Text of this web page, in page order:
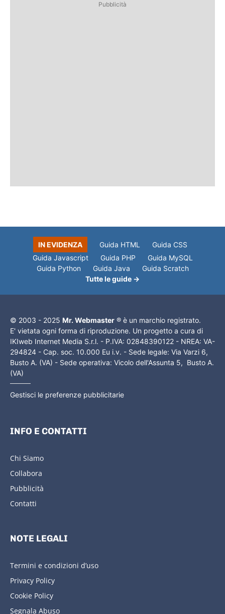
Pubblicità
IN EVIDENZA Guida HTML
Guida CSS
Guida Javascript
Guida PHP
Guida MySQL
Guida Python
Guida Java
Guida Scratch
Tutte le guide →
© 2003 - 2025 Mr. Webmaster ® è un marchio registrato.
E' vietata ogni forma di riproduzione. Un progetto a cura di
IKIweb Internet Media S.r.l. - P.IVA: 02848390122 - NREA: VA-
294824 - Cap. soc. 10.000 Eu i.v. - Sede legale: Via Varzi 6,
Busto A. (VA) - Sede operativa: Vicolo dell'Assunta 5, Busto A.
(VA)
Gestisci le preferenze pubblicitarie
INFO E CONTATTI
Chi Siamo
Collabora
Pubblicità
Contatti
NOTE LEGALI
Termini e condizioni d’uso
Privacy Policy
Cookie Policy
Segnala Abuso